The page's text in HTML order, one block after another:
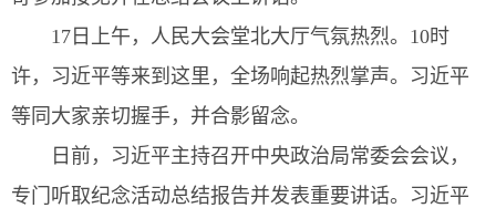
17日上午，人民大会堂北大厅气氛热烈。10时
许，习近平等来到这里，全场响起热烈掌声。习近平
等同大家亲切握手，并合影留念。
日前，习近平主持召开中央政治局常委会会议，
专门听取纪念活动总结报告并发表重要讲话。习近平